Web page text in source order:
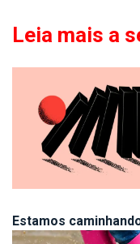
Leia mais a
Estamos